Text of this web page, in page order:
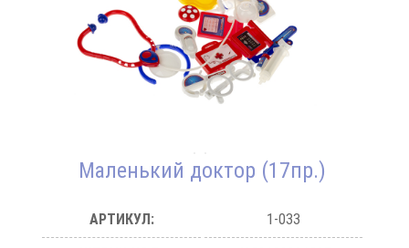
Маленький доктор (17пр.)
АРТИКУЛ: 1-033